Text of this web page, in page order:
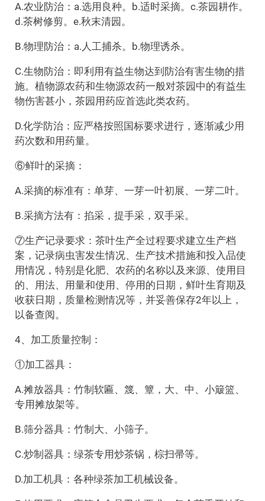
A.农业防治：a.选用良种。b.适时采摘。c.茶园耕作。
d.茶树修剪。e.秋末清园。
B.物理防治：a.人工捕杀。b.物理诱杀。
C.生物防治：即利用有益生物达到防治有害生物的措
施。植物源农药和生物源农药一般对茶园中的有益生
物伤害甚小，茶园用药应首选此类农药。
D.化学防治：应严格按照国标要求进行，逐渐减少用
药次数和用药量。
⑥鲜叶的采摘：
A.采摘的标准有：单芽、一芽一叶初展、一芽二叶。
B.采摘方法有：掐采，提手采，双手采。
⑦生产记录要求：茶叶生产全过程要求建立生产档
案，记录病虫害发生情况、生产技术措施和投入品使
用情况，特别是化肥、农药的名称以及来源、使用目
的、用法、用量和使用、停用的日期，鲜叶生育期及
收获日期，质量检测情况等，并妥善保存2年以上，
以备查阅。
4、加工质量控制：
①加工器具：
A.摊放器具：竹制软匾、篾、簟，大、中、小簸篮、
专用摊放架等。
B.筛分器具：竹制大、小筛子。
C.炒制器具：绿茶专用炒茶锅，棕扫帚等。
D.加工机具：各种绿茶加工机械设备。